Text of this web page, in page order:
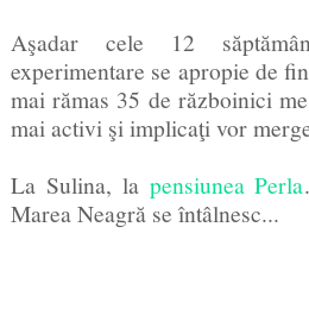
Aşadar cele 12
experimentare se apropie de
mai rămas 35 de războinici
mai activi şi implicaţi vor
La Sulina, la pensiunea Perla
Marea Neagră se întâlnesc...